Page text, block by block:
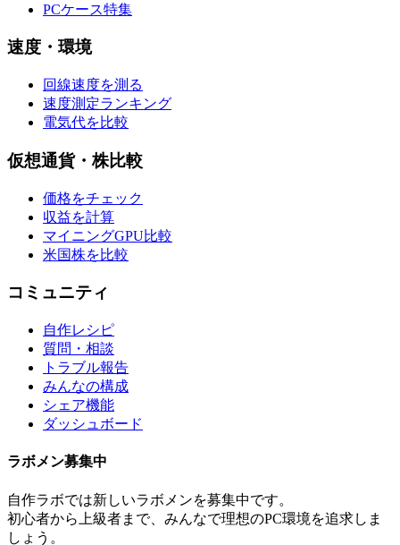
PCケース特集
速度・環境
回線速度を測る
速度測定ランキング
電気代を比較
仮想通貨・株比較
価格をチェック
収益を計算
マイニングGPU比較
米国株を比較
コミュニティ
自作レシピ
質問・相談
トラブル報告
みんなの構成
シェア機能
ダッシュボード
ラボメン募集中
自作ラボでは新しいラボメンを募集中です。
初心者から上級者まで、みんなで理想のPC環境を追求しま
しょう。